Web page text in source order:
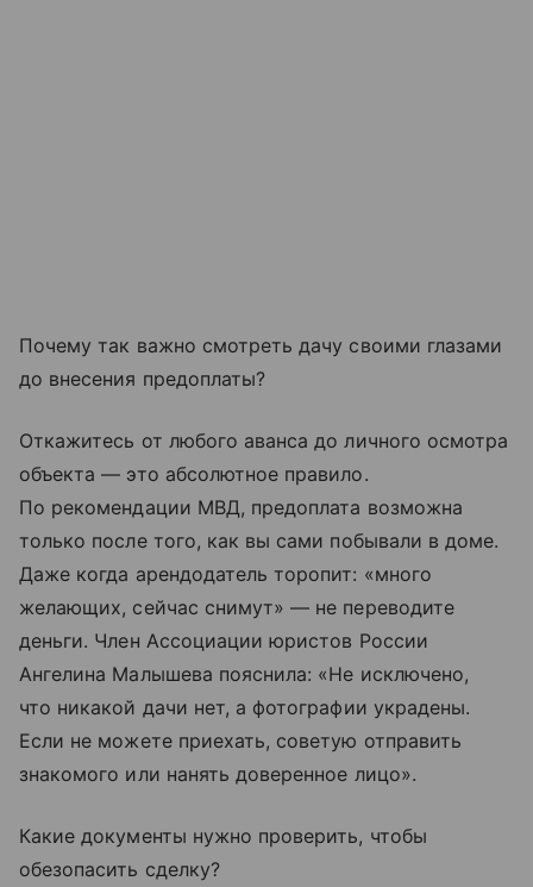
Почему так важно смотреть дачу своими глазами
до внесения предоплаты?
Откажитесь от любого аванса до личного осмотра
объекта — это абсолютное правило.
По рекомендации МВД, предоплата возможна
только после того, как вы сами побывали в доме.
Даже когда арендодатель торопит: «много
желающих, сейчас снимут» — не переводите
деньги. Член Ассоциации юристов России
Ангелина Малышева пояснила: «Не исключено,
что никакой дачи нет, а фотографии украдены.
Если не можете приехать, советую отправить
знакомого или нанять доверенное лицо».
Какие документы нужно проверить, чтобы
обезопасить сделку?